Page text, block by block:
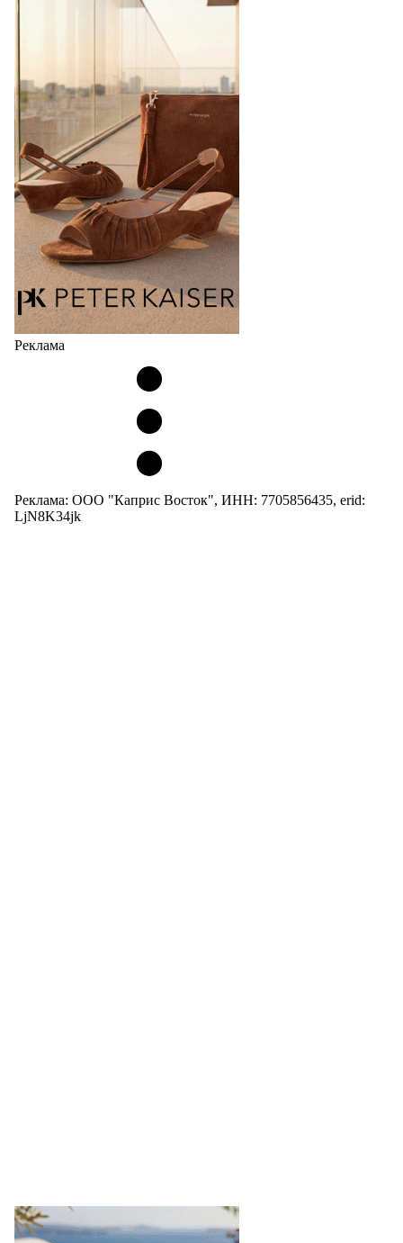
перевыпустил свой хит - кроссовки
Популярный силуэт бренда,1999 года выпуска,
соответствует сегодняшнему тренду на
сникерины (гибридный вариант балеток и
кроссовок обтекаемой формы и с тонкой подошвой).
Но в модели Miu Miu Bubble присутствует еще и…
05.08.2026 3586
Реклама
Реклама: ООО "Каприс Восток", ИНН: 7705856435, erid:
LjN8K34jk